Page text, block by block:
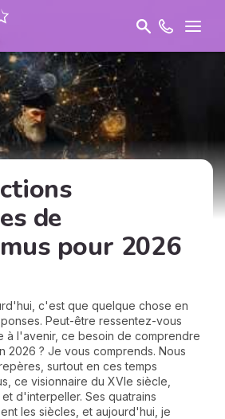
de
pour 2026
c'est que quelque chose en
Peut-être ressentez-vous
à l'avenir, ce besoin de comprendre
2026 ? Je vous comprends. Nous
surtout en ces temps
ce visionnaire du XVIe siècle,
d'interpeller. Ses quatrains
les siècles, et aujourd'hui, je